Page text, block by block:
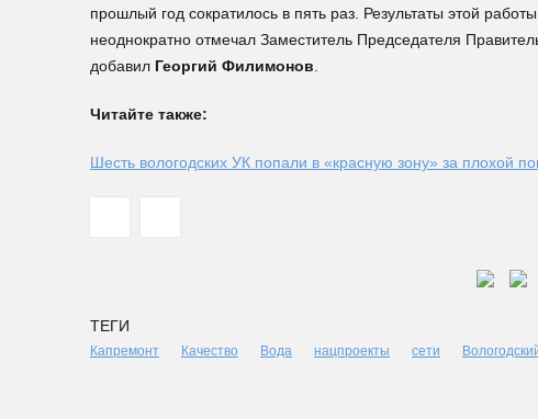
прошлый год сократилось в пять раз. Результаты этой
неоднократно отмечал Заместитель Председателя
добавил Георгий Филимонов
Читайте также:
Шесть вологодских УК попали в «красную зону» за плохой
ТЕГИ
Капремонт Качество Вода нацпроекты сети